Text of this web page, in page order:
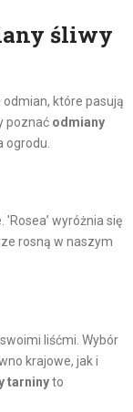
śliwy
które pasują
poznać odmiany
ogrodu.
'Rosea’ wyróżnia się
rosną w naszym
liśćmi. Wybór
krajowe, jak i
tarninyto